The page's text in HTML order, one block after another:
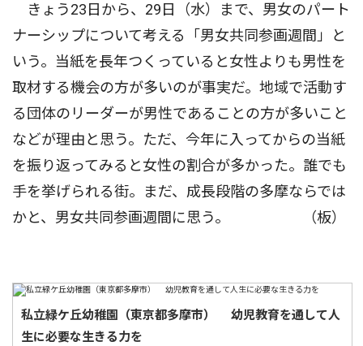
きょう23日から、29日（水）まで、男女のパート
ナーシップについて考える「男女共同参画週間」と
いう。当紙を長年つくっていると女性よりも男性を
取材する機会の方が多いのが事実だ。地域で活動す
る団体のリーダーが男性であることの方が多いこと
などが理由と思う。ただ、今年に入ってからの当紙
を振り返ってみると女性の割合が多かった。誰でも
手を挙げられる街。まだ、成長段階の多摩ならでは
かと、男女共同参画週間に思う。 （板）
私立緑ケ丘幼稚園（東京都多摩市） 幼児教育を通して人
生に必要な生きる力を